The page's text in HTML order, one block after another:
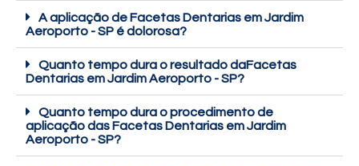
A aplicação de Facetas Dentarias em Jardim
Aeroporto - SP é dolorosa?
Quanto tempo dura o resultado daFacetas
Dentarias em Jardim Aeroporto - SP?
Quanto tempo dura o procedimento de
aplicação das Facetas Dentarias em Jardim
Aeroporto - SP?